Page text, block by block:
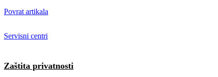
Povrat artikala
Servisni centri
Zaštita privatnosti